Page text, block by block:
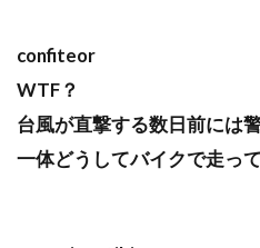
confiteor
WTF？
台風が直撃する数日前には
一体どうしてバイクで走っ